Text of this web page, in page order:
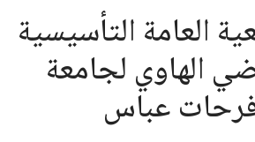
العامة التأسيسية
الهاوي لجامعة